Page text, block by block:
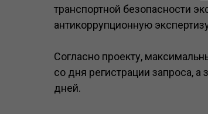
транспортной безопасности
антикоррупционную
Согласно проекту,
со дня регистрации запроса,
дней.